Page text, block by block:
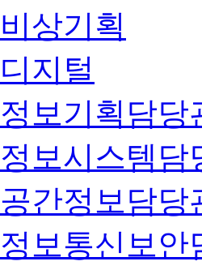
비상기획
디지털
정보기획담당
정보시스템담
공간정보담당
정보통신보안